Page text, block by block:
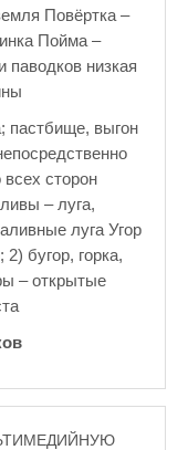
Повёртка –
Пойма –
паводков низкая
пастбище, выгон
сторон
– луга,
луга Угор
бугор, горка,
– открытые